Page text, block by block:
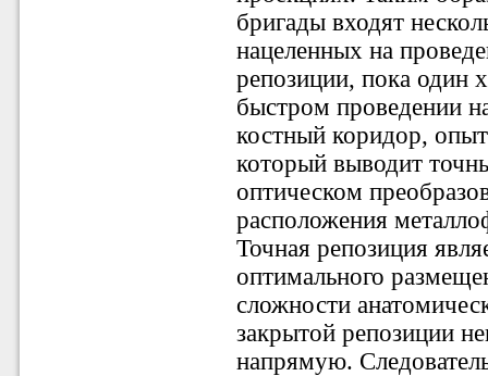
бригады входят
нацеленных на
репозиции, пока один
быстром проведении
костный коридор,
который выводит
оптическом
расположения
Точная репозиция
оптимального
сложности
закрытой репозиции
напрямую.